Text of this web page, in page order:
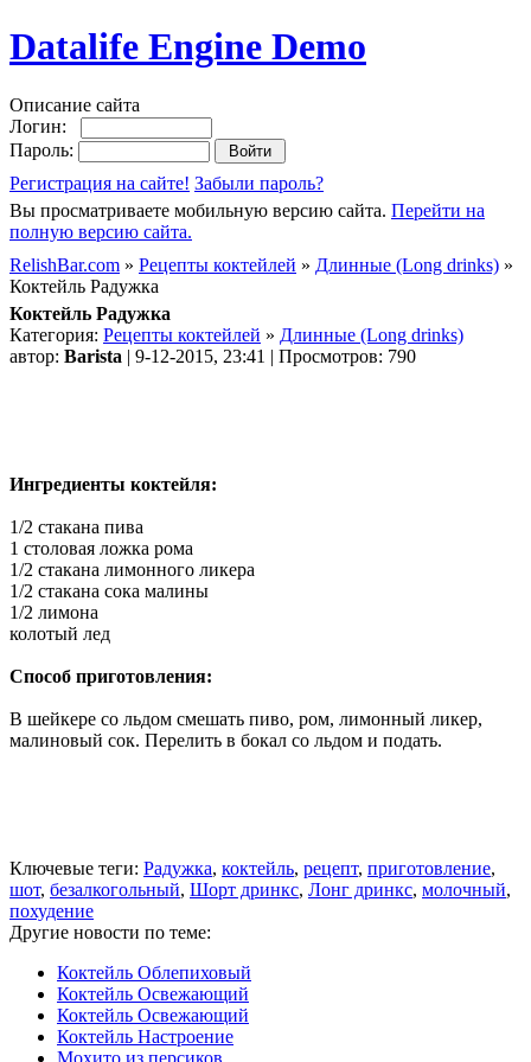
Datalife Engine Demo
Описание сайта
Логин:
Пароль:
Регистрация на сайте! Забыли пароль?
Вы просматриваете мобильную версию сайта. Перейти на
полную версию сайта.
RelishBar.com » Рецепты коктейлей » Длинные (Long drinks) »
Коктейль Радужка
Коктейль Радужка
Категория: Рецепты коктейлей » Длинные (Long drinks)
автор: Barista | 9-12-2015, 23:41 | Просмотров: 790
Ингредиенты коктейля:
1/2 стакана пива
1 столовая ложка рома
1/2 стакана лимонного ликера
1/2 стакана сока малины
1/2 лимона
колотый лед
Способ приготовления:
В шейкере со льдом смешать пиво, ром, лимонный ликер,
малиновый сок. Перелить в бокал со льдом и подать.
Ключевые теги: Радужка, коктейль, рецепт, приготовление,
шот, безалкогольный, Шорт дринкс, Лонг дринкс, молочный,
похудение
Другие новости по теме:
Коктейль Облепиховый
Коктейль Освежающий
Коктейль Освежающий
Коктейль Настроение
Мохито из персиков